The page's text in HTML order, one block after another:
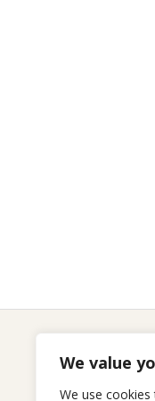
We value
We use